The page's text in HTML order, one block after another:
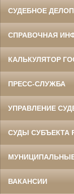
СУДЕБНОЕ
СПРАВОЧНАЯ
КАЛЬКУЛЯТОР
ПРЕСС-СЛУЖБА
УПРАВЛЕНИЕ
СУДЫ СУБЪЕКТА
ВАКАНСИИ